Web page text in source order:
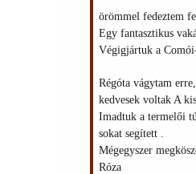
örömmel fedeztem
Egy fantasztikus
Végigjártuk a
Régóta vágytam
kedvesek voltak A
Imadtuk a termelői
sokat segített .
Mégegyszer
Róza